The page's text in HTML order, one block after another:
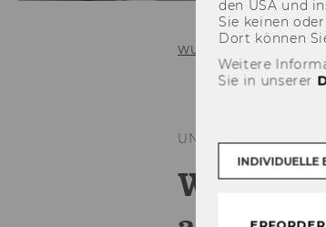
WU
UNIVERSITÄT
den USA und
Sie kei­nen
Dort kön­nen
Weitere
Sie in unserer
INDIVIDUELLE